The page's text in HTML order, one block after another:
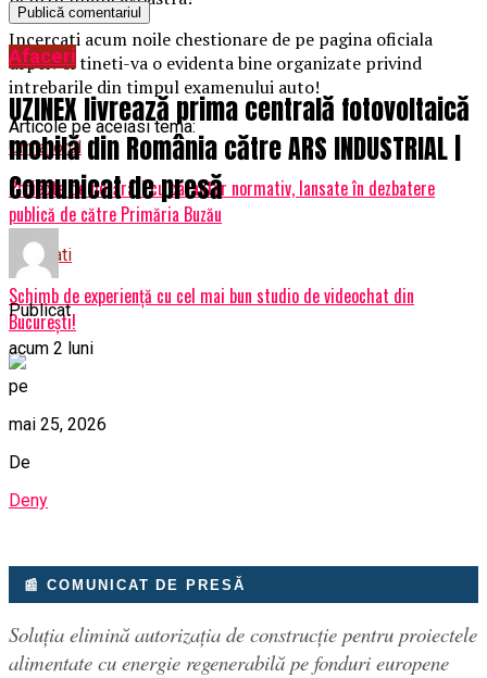
Incercati acum noile chestionare de pe pagina oficiala
drpciv si tineti-va o evidenta bine organizate privind
intrebarile din timpul examenului auto!
Articole pe aceiasi tema:
Urmatorul
Proiecte de hotărâri cu caracter normativ, lansate în dezbatere
publică de către Primăria Buzău
Nu ratati
Schimb de experiență cu cel mai bun studio de videochat din
București!
Afaceri
UZINEX livrează prima centrală fotovoltaică
mobilă din România către ARS INDUSTRIAL |
Comunicat de presă
Publicat
acum 2 luni
pe
mai 25, 2026
De
Deny
📰 COMUNICAT DE PRESĂ
Soluția elimină autorizația de construcție pentru proiectele
alimentate cu energie regenerabilă pe fonduri europene